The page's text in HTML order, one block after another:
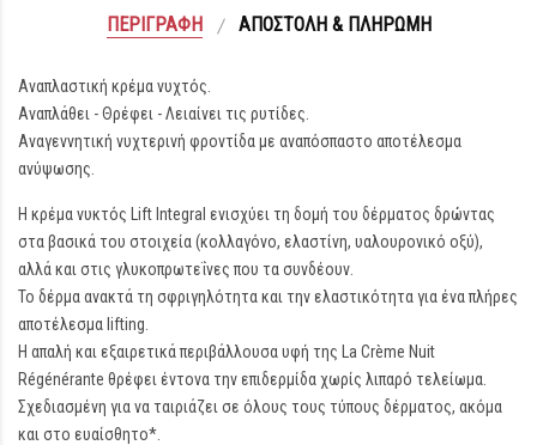
ΠΕΡΙΓΡΑΦΉ ΑΠΟΣΤΟΛΉ & ΠΛΗΡΩΜΉ
Αναπλαστική κρέμα νυχτός.
Αναπλάθει - Θρέφει - Λειαίνει τις ρυτίδες.
Αναγεννητική νυχτερινή φροντίδα με αναπόσπαστο αποτέλεσμα
ανύψωσης.
Η κρέμα νυκτός Lift Integral ενισχύει τη δομή του δέρματος δρώντας
στα βασικά του στοιχεία (κολλαγόνο, ελαστίνη, υαλουρονικό οξύ),
αλλά και στις γλυκοπρωτεΐνες που τα συνδέουν.
Το δέρμα ανακτά τη σφριγηλότητα και την ελαστικότητα για ένα πλήρες
αποτέλεσμα lifting.
Η απαλή και εξαιρετικά περιβάλλουσα υφή της La Crème Nuit
Régénérante θρέφει έντονα την επιδερμίδα χωρίς λιπαρό τελείωμα.
Σχεδιασμένη για να ταιριάζει σε όλους τους τύπους δέρματος, ακόμα
και στο ευαίσθητο*.